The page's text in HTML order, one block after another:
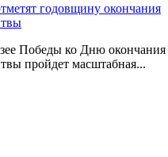
годовщину окончания
Победы ко Дню окончания
пройдет масштабная...